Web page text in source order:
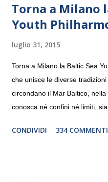
Torna a Milano
Youth
luglio 31, 2015
Torna a Milano la Baltic Sea
che unisce le diverse
circondano il Mar Baltico,
conosca né confini né limiti,
debutterà il 10 settembre a
CONDIVIDI 334 COMMENTI